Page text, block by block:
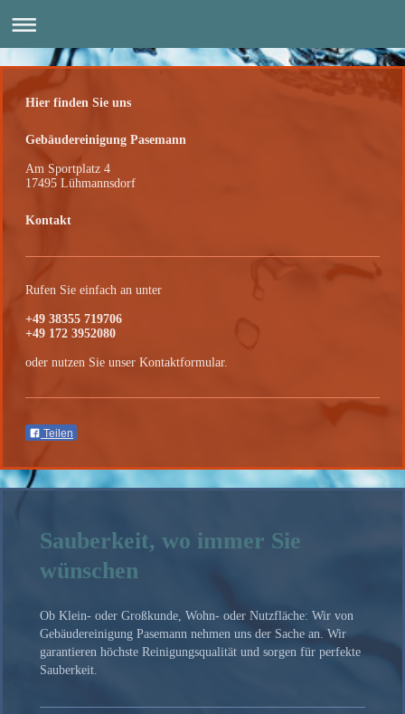
Hier finden Sie uns
Gebäudereinigung Pasemann
Am Sportplatz 4
17495 Lühmannsdorf
Kontakt
Rufen Sie einfach an unter
+49 38355 719706
+49 172 3952080
oder nutzen Sie unser Kontaktformular.
Teilen
Sauberkeit, wo immer Sie
wünschen
Ob Klein- oder Großkunde, Wohn- oder Nutzfläche: Wir von
Gebäudereinigung Pasemann nehmen uns der Sache an. Wir
garantieren höchste Reinigungsqualität und sorgen für perfekte
Sauberkeit.